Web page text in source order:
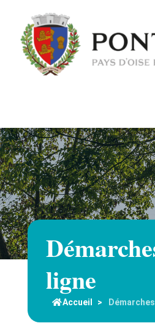
ligne
Accueil >